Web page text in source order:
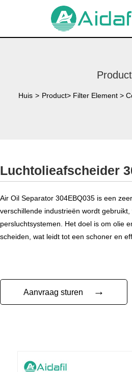
Product
Huis > Product> Filter Element >
Luchtolieafscheider
Air Oil Separator 304EBQ035 is een
verschillende industrieën wordt gebruikt,
persluchtsystemen. Het doel is om olie
scheiden, wat leidt tot een schoner en
Aanvraag sturen →